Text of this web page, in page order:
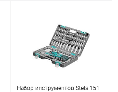
Набор инструментов Stels 151